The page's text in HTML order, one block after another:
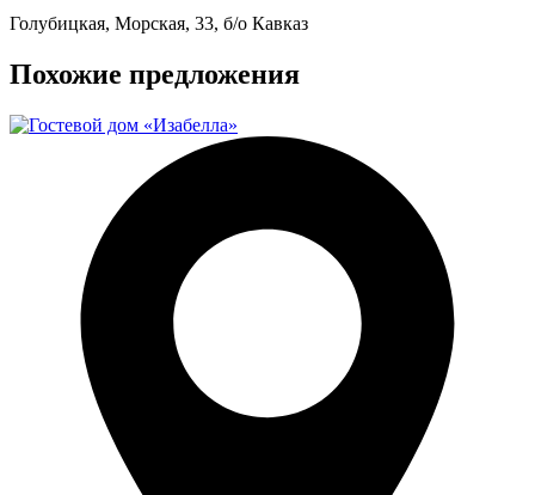
Голубицкая, Морская, 33, б/о Кавказ
Похожие предложения